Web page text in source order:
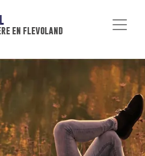
en flevoland